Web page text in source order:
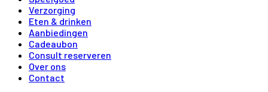
Verzorging
Eten & drinken
Aanbiedingen
Cadeaubon
Consult reserveren
Over ons
Contact